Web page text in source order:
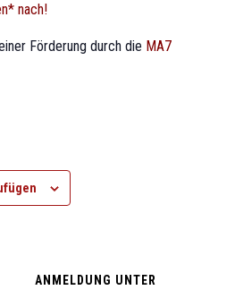
nach!
Förderung durch die MA7
ANMELDUNG UNTER